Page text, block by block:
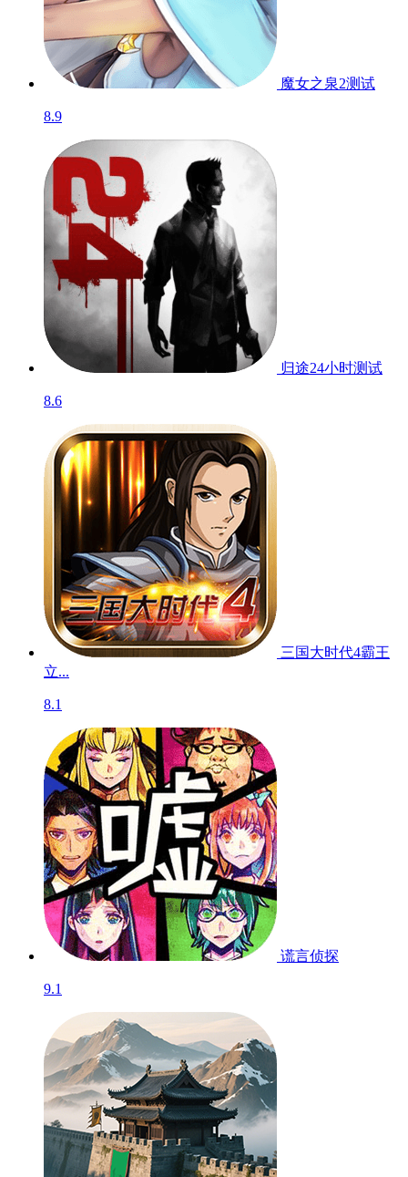
魔女之泉2测试
8.9
归途24小时测试
8.6
三国大时代4霸王
立...
8.1
谎言侦探
9.1